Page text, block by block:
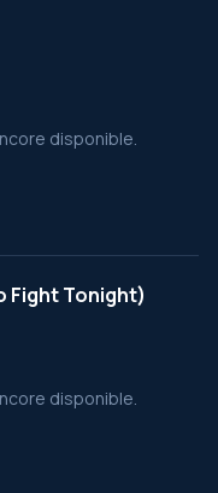
disponible.
Fight Tonight)
disponible.